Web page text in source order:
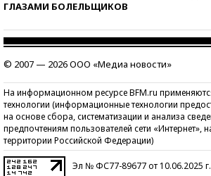
ГЛАЗАМИ БОЛЕЛЬЩИКОВ
© 2007 — 2026 ООО «Медиа новости»
На информационном ресурсе BFM.ru
технологии (информационные технологии
на основе сбора, систематизации и анализа
предпочтениям пользователей сети «Интернет»,
территории Российской Федерации)
Эл № ФС77-89677 от 10.06.2025 г.